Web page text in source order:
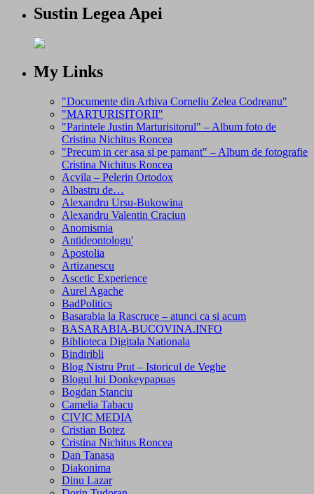
Sustin Legea Apei
My Links
"Documente din Arhiva Corneliu Zelea Codreanu"
"MARTURISITORII"
"Parintele Justin Marturisitorul" – Album foto de
Cristina Nichitus Roncea
"Precum in cer asa si pe pamant" – Album de fotografie
Cristina Nichitus Roncea
Acvila – Pelerin Ortodox
Albastru de…
Alexandru Ursu-Bukowina
Alexandru Valentin Craciun
Anomismia
Antideontologu'
Apostolia
Artizanescu
Ascetic Experience
Aurel Agache
BadPolitics
Basarabia la Rascruce – atunci ca si acum
BASARABIA-BUCOVINA.INFO
Biblioteca Digitala Nationala
Bindiribli
Blog Nistru Prut – Istoricul de Veghe
Blogul lui Donkeypapuas
Bogdan Stanciu
Camelia Tabacu
CIVIC MEDIA
Cristian Botez
Cristina Nichitus Roncea
Dan Tanasa
Diakonima
Dinu Lazar